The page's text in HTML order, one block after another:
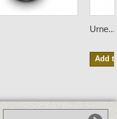
Urne...
Add